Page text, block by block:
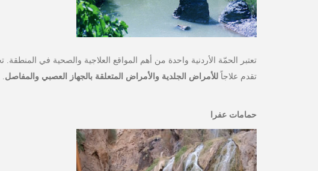
تعتبر الحمّة الأردنية واحدة من أهم المواقع العلاجية والصحية في
تقدم علاجاً للأمراض الجلدية والأمراض المتعلقة بالجهاز العصبي والمفاصل.
حمامات عفرا